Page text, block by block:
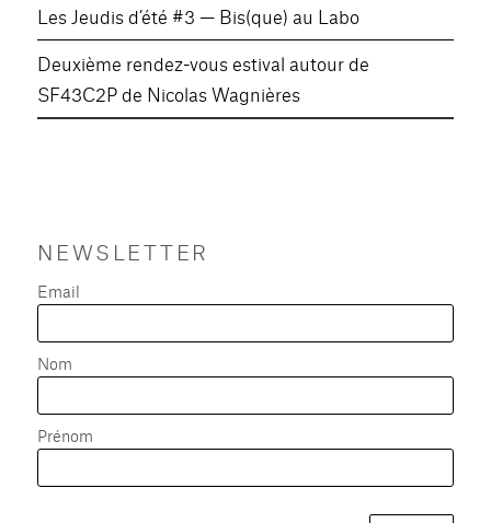
Les Jeudis d’été #3 — Bis(que) au Labo
Deuxième rendez-vous estival autour de
SF43C2P de Nicolas Wagnières
NEWSLETTER
Email
Nom
Prénom